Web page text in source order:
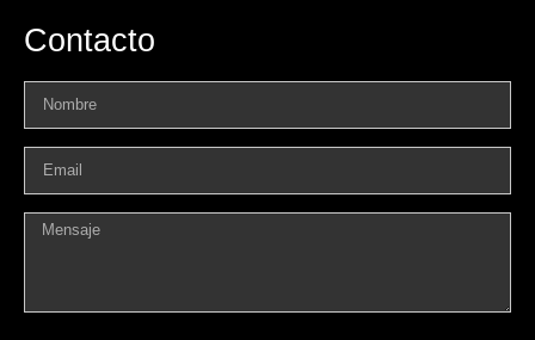
Contacto